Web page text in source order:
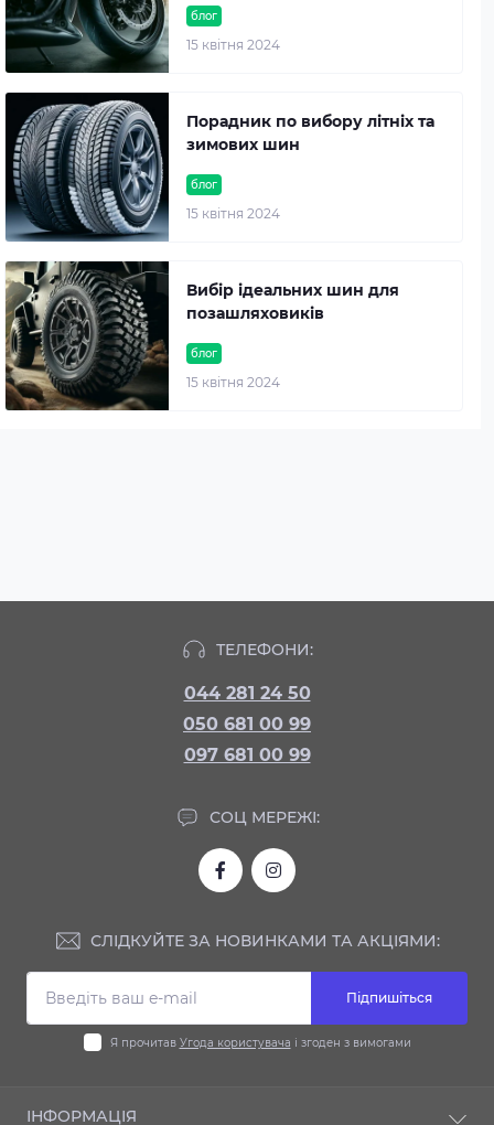
блог
15 квітня 2024
блог
15 квітня 2024
Порадник по вибору літніх та
зимових шин
блог
15 квітня 2024
Вибір ідеальних шин для
позашляховиків
ТЕЛЕФОНИ:
044 281 24 50
050 681 00 99
097 681 00 99
СОЦ МЕРЕЖІ:
СЛІДКУЙТЕ ЗА НОВИНКАМИ ТА АКЦІЯМИ:
Підпишіться
Я прочитав Угода користувача і згоден з вимогами
ІНФОРМАЦІЯ